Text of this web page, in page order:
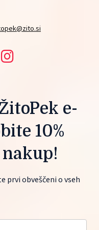
e-
10%
prvi obveščeni o vseh